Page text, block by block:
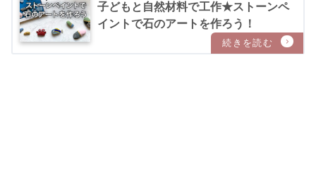
子どもと自然材料で工作★ストーンペ
イントで石のアートを作ろう！